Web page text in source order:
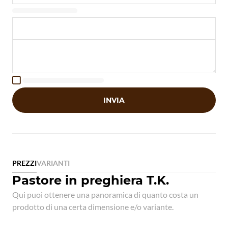

INVIA
PREZZIVARIANTI
Pastore in preghiera T.K.
Qui puoi ottenere una panoramica di quanto costa un
prodotto di una certa dimensione e/o variante.